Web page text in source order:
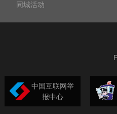
同城活动
中国互联网举
报中心